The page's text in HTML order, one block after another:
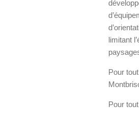
limitant
Pour
Pour